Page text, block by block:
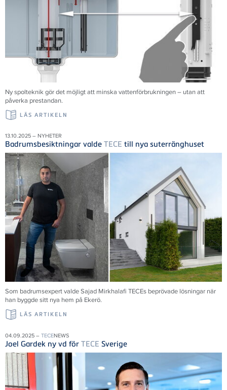
Ny spolteknik gör det möjligt att minska vattenförbrukningen – utan att
påverka prestandan.
LÄS ARTIKELN
13.10.2025 – NYHETER
Badrumsbesiktningar valde TECE till nya suterränghuset
Som badrumsexpert valde Sajad Mirkhalafi TECEs beprövade lösningar när
han byggde sitt nya hem på Ekerö.
LÄS ARTIKELN
04.09.2025 – TECENEWS
Joel Gardek ny vd för TECE Sverige